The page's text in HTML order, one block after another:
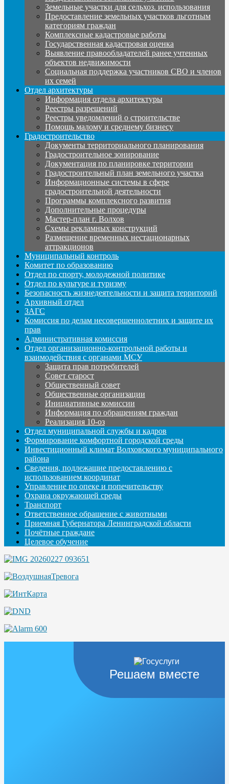
Земельные участки для сельхоз. использования
Предоставление земельных участков льготным
категориям граждан
Комплексные кадастровые работы
Государственная кадастровая оценка
Выявление правообладателей ранее учтенных
объектов недвижимости
Социальная поддержка участников СВО и членов
их семей
Отдел архитектуры
Информация отдела архитектуры
Реестры разрешений
Реестры уведомлений о строительстве
Помощь малому и среднему бизнесу
Градостроительство
Документы территориального планирования
Градостроительное зонирование
Документация по планировке территории
Градостроительный план земельного участка
Информационные системы в сфере
градостроительной деятельности
Программы комплексного развития
Дополнительные процедуры
Мастер-план г. Волхов
Схемы рекламных конструкций
Размещение временных нестационарных
аттракционов
Муниципальный контроль
Комитет по образованию
Отдел по спорту, молодежной политике
Отдел по культуре и туризму
Безопасность жизнедеятельности и защита территорий
Архивный отдел
ЗАГС
Комиссия по делам несовершеннолетних и защите их
прав
Административная комиссия
Отдел организационно-контрольной работы и
взаимодействия с органами МСУ
Защита прав потребителей
Совет старост
Общественный совет
Общественные организации
Инициативные комиссии
Информация по обращениям граждан
Реализация 10-оз
Отдел муниципальной службы и кадров
Формирование комфортной городской среды
Инвестиционный климат Волховского муниципального
района
Сведения, подлежащие предоставлению с
использованием координат
Управление по опеке и попечительству
Охрана окружающей среды
Транспорт
Ответственное обращение с животными
Приемная Губернатора Ленинградской области
Почётные граждане
Целевое обучение
Решаем вместе